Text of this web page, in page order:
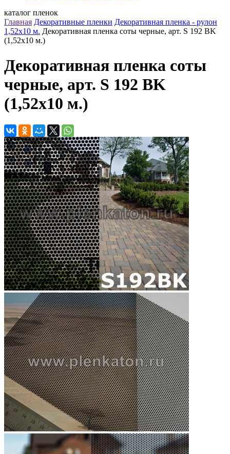
каталог пленок
Главная Декоративные пленки Декоративная пленка - рулон
1,52х10 м. Декоративная пленка соты черные, арт. S 192 BK
(1,52х10 м.)
Декоративная пленка соты
черные, арт. S 192 BK
(1,52х10 м.)